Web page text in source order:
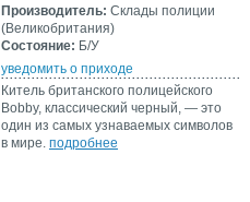
Производитель: Склады полиции
(Великобритания)
Состояние: Б/У
уведомить о приходе
Китель британского полицейского
Bobby, классический черный, — это
один из самых узнаваемых символов
в мире. подробнее